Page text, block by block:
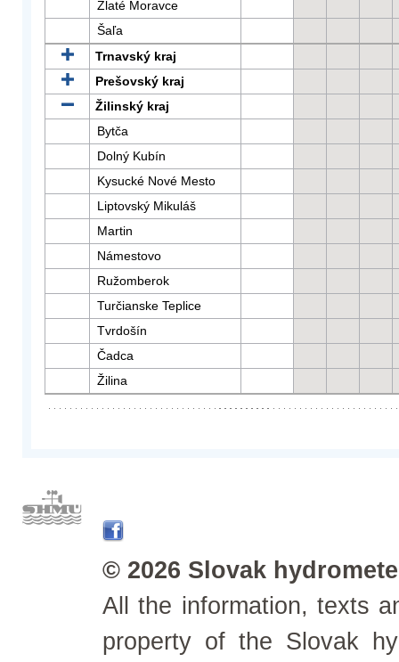
Zlaté Moravce
Šaľa
Trnavský kraj
Prešovský kraj
Žilinský kraj
Bytča
Dolný Kubín
Kysucké Nové Mesto
Liptovský Mikuláš
Martin
Námestovo
Ružomberok
Turčianske Teplice
Tvrdošín
Čadca
Žilina
© 2026 Slovak
All the information, texts
property of the Slovak